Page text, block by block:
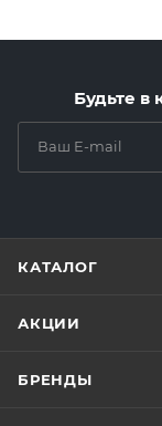
Будьте в
КАТАЛОГ
АКЦИИ
БРЕНДЫ